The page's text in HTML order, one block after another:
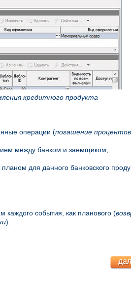
кредитного продукта
операции (погашение
между банком и заемщиком;
для данного банковского
каждого события, как планового (
).